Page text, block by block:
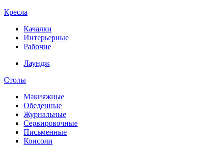
Кресла
Качалки
Интерьерные
Рабочие
Лаундж
Столы
Макияжные
Обеденные
Журнальные
Сервировочные
Письменные
Консоли